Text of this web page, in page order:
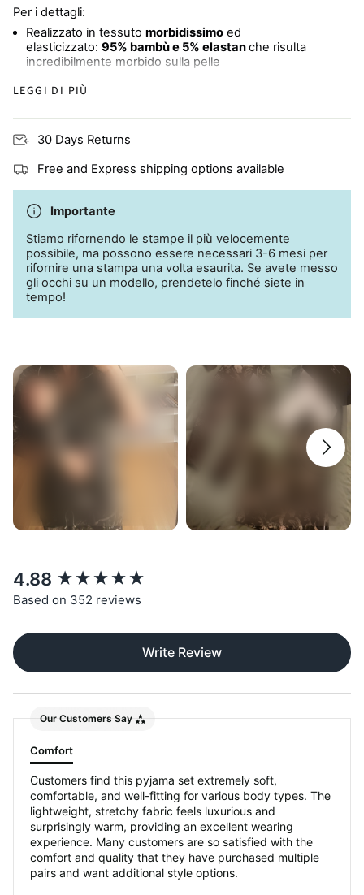
Per i dettagli:
Realizzato in tessuto morbidissimo ed
elasticizzato: 95% bambù e 5% elastanche risulta
incredibilmente morbido sulla pelle
Tessuto senza stagioni che aiuta a mantenere il calore
significameno notti insonni e sudate
regolabile (adatto al pancione!)
Tasche laterali
95% bambù; 5% elastan
Lavaggio in lavatrice a freddo
LEGGI DI PIÙ
30 Days Returns
Free and Express shipping options available
Importante
Stiamo rifornendo le stampe il più velocemente
possibile, ma possono essere necessari 3-6 mesi per
rifornire una stampa una volta esaurita. Se avete messo
gli occhi su un modello, prendetelo finché siete in
tempo!
4.88
Based on 352 reviews
Write Review
Our Customers Say
Comfort
Customers find this pyjama set extremely soft,
comfortable, and well-fitting for various body types. The
lightweight, stretchy fabric feels luxurious and
surprisingly warm, providing an excellent wearing
experience. Many customers are so satisfied with the
comfort and quality that they have purchased multiple
pairs and want additional style options.
New content loaded